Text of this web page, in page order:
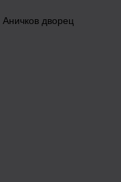
Аничков дворец